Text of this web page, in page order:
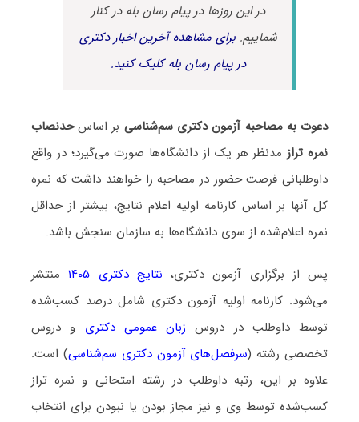
در این روزها در پیام رسان بله در کنار
شماییم.برای مشاهده آخرین اخبار دکتری
در پیام رسان بله کلیک کنید.
دعوت به مصاحبه آزمون دکتری سم‌شناسی بر اساسحدنصاب
نمره ترازمدنظر هر یک از دانشگاه‌ها صورت می‌گیرد؛ در واقع
داوطلبانی فرصت حضور در مصاحبه را خواهند داشت که نمره
کل آنها بر اساس کارنامه اولیه اعلام نتایج، بیشتر از حداقل
نمره اعلام‌شده از سوی دانشگاه‌ها به سازمان سنجش باشد.
پس از برگزاری آزمون دکتری، نتایج دکتری ۱۴۰۵
منتشر
می‌شود. کارنامه اولیه آزمون دکتری شامل درصد کسب‌شده
توسط داوطلب در دروس زبان عمومی دکتری و دروس
تخصصی رشته (سرفصل‌های آزمون دکتری سم‌شناسی) است.
علاوه بر این، رتبه داوطلب در رشته امتحانی و نمره تراز
کسب‌شده توسط وی و نیز مجاز بودن یا نبودن برای انتخاب